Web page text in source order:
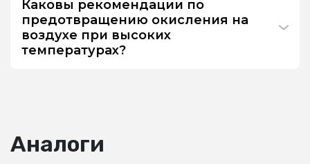
Каковы рекомендации по
предотвращению окисления на
воздухе при высоких
температурах?
Аналоги